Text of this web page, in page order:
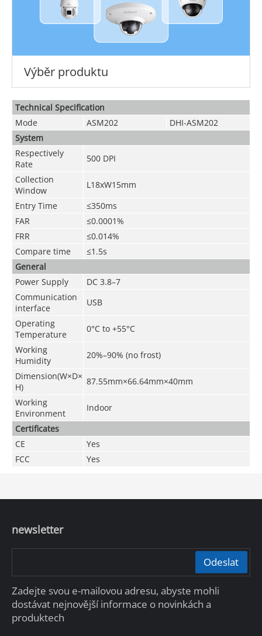
Výběr produktu
Technical Speciﬁcation
Mode
ASM202
DHI-ASM202
System
Respectively
Rate
500 DPI
Collection
Window
L18xW15mm
Entry Time
≤350ms
FAR
≤0.0001%
FRR
≤0.014%
Compare time
≤1.5s
General
Power Supply
DC 3.8–7
Communication
interface
USB
Operating
Temperature
0°C to +55°C
Working
Humidity
20%–90% (no frost)
Dimension(W×D×
H)
87.55mm×66.64mm×40mm
Working
Environment
Indoor
Certificates
CE
Yes
FCC
Yes
newsletter
Odeslat
Zadejte svou e-mailovou adresu, abyste mohli
dostávat nejnovější informace o novinkách a
produktech